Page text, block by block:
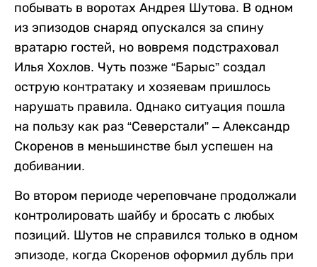
побывать в воротах Андрея Шутова. В одном
из эпизодов снаряд опускался за спину
вратарю гостей, но вовремя подстраховал
Илья Хохлов. Чуть позже “Барыс” создал
острую контратаку и хозяевам пришлось
нарушать правила. Однако ситуация пошла
на пользу как раз “Северстали” – Александр
Скоренов в меньшинстве был успешен на
добивании.
Во втором периоде череповчане продолжали
контролировать шайбу и бросать с любых
позиций. Шутов не справился только в одном
эпизоде, когда Скоренов оформил дубль при